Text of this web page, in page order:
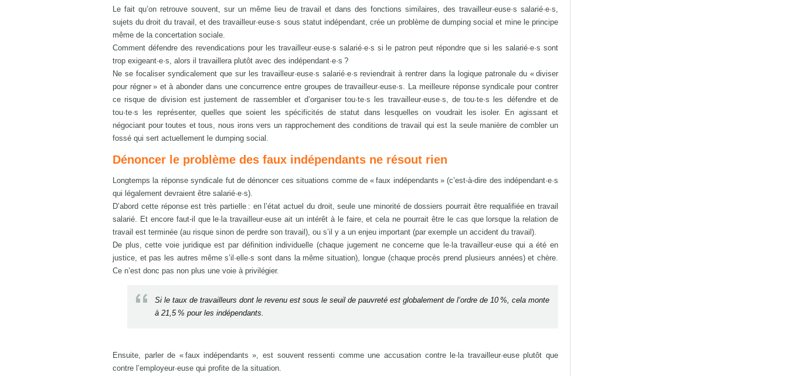
Le fait qu’on retrouve souvent, sur un même lieu de travail et dans des fonctions similaires, des travailleur·euse·s salarié·e·s,
sujets du droit du travail, et des travailleur·euse·s sous statut indépendant, crée un problème de dumping social et mine le principe
même de la concertation sociale.
Comment défendre des revendications pour les travailleur·euse·s salarié·e·s si le patron peut répondre que si les salarié·e·s sont
trop exigeant·e·s, alors il travaillera plutôt avec des indépendant·e·s ?
Ne se focaliser syndicalement que sur les travailleur·euse·s salarié·e·s reviendrait à rentrer dans la logique patronale du « diviser
pour régner » et à abonder dans une concurrence entre groupes de travailleur·euse·s. La meilleure réponse syndicale pour contrer
ce risque de division est justement de rassembler et d’organiser tou·te·s les travailleur·euse·s, de tou·te·s les défendre et de
tou·te·s les représenter, quelles que soient les spécificités de statut dans lesquelles on voudrait les isoler. En agissant et
négociant pour toutes et tous, nous irons vers un rapprochement des conditions de travail qui est la seule manière de combler un
fossé qui sert actuellement le dumping social.
Dénoncer le problème des faux indépendants ne résout rien
Longtemps la réponse syndicale fut de dénoncer ces situations comme de « faux indépendants » (c’est-à-dire des indépendant·e·s
qui légalement devraient être salarié·e·s).
D’abord cette réponse est très partielle : en l’état actuel du droit, seule une minorité de dossiers pourrait être requalifiée en travail
salarié. Et encore faut-il que le·la travailleur·euse ait un intérêt à le faire, et cela ne pourrait être le cas que lorsque la relation de
travail est terminée (au risque sinon de perdre son travail), ou s’il y a un enjeu important (par exemple un accident du travail).
De plus, cette voie juridique est par définition individuelle (chaque jugement ne concerne que le·la travailleur·euse qui a été en
justice, et pas les autres même s’il·elle·s sont dans la même situation), longue (chaque procès prend plusieurs années) et chère.
Ce n’est donc pas non plus une voie à privilégier.
Si le taux de travailleurs dont le revenu est sous le seuil de pauvreté est globalement de l’ordre de 10 %, cela monte
à 21,5 % pour les indépendants.
Ensuite, parler de « faux indépendants », est souvent ressenti comme une accusation contre le·la travailleur·euse plutôt que
contre l’employeur·euse qui profite de la situation.